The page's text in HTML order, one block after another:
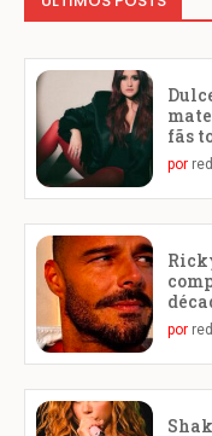
fãs
por
por